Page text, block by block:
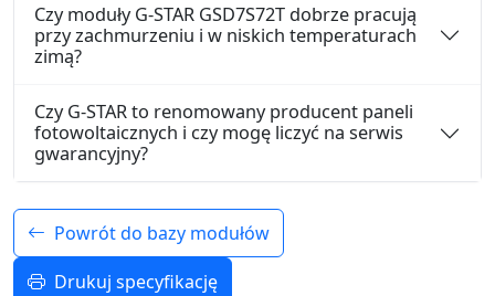
Czy moduły G-STAR GSD7S72T dobrze pracują
przy zachmurzeniu i w niskich temperaturach
zimą?
Czy G-STAR to renomowany producent paneli
fotowoltaicznych i czy mogę liczyć na serwis
gwarancyjny?
Powrót do bazy modułów
Drukuj specyfikację